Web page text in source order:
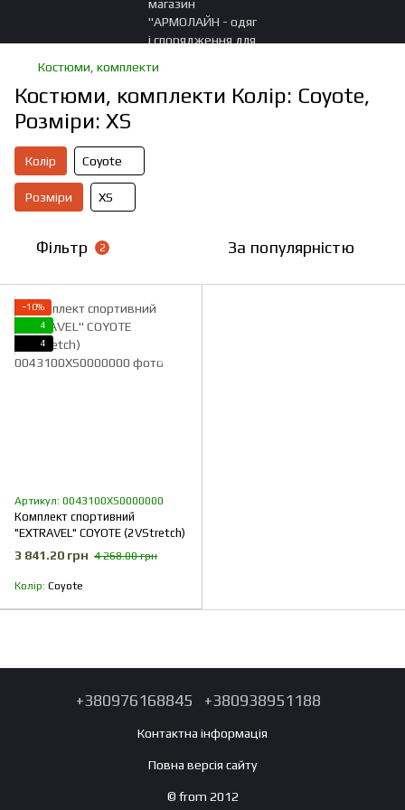
Костюми, комплекти
Костюми, комплекти Колір: Coyote,
Розміри: XS
Колір Coyote
Розміри XS
Фільтр 2 За популярністю
−10%
4
4
Артикул: 0043100XS0000000
Комплект спортивний
"EXTRAVEL" COYOTE (2VStretch)
3 841.20 грн 4 268.00 грн
Колір Coyote
+380976168845 +380938951188
Контактна інформація
Повна версія сайту
© from 2012